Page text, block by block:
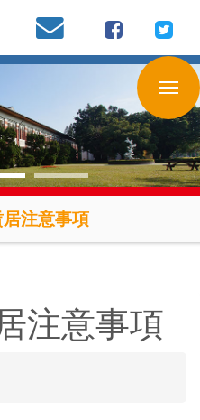
注意事項
注意事項